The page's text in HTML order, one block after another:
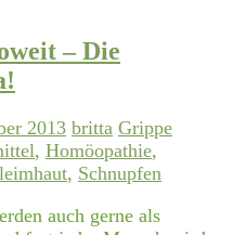
– Die
2013 britta Grippe
, Homöopathie,
, Schnupfen
auch gerne als